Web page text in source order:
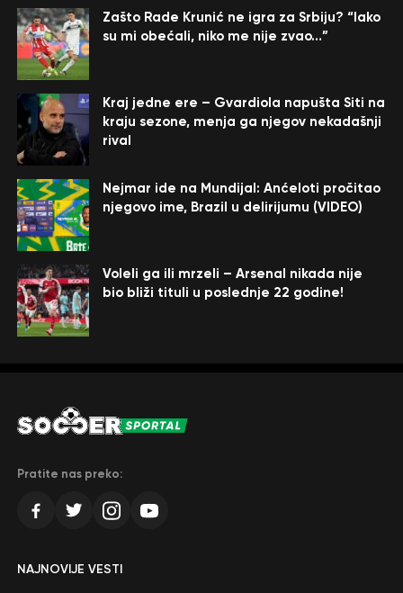
Zašto Rade Krunić ne igra za Srbiju? “Iako
su mi obećali, niko me nije zvao…”
Kraj jedne ere – Gvardiola napušta Siti na
kraju sezone, menja ga njegov nekadašnji
rival
Nejmar ide na Mundijal: Anćeloti pročitao
njegovo ime, Brazil u delirijumu (VIDEO)
Voleli ga ili mrzeli – Arsenal nikada nije
bio bliži tituli u poslednje 22 godine!
Pratite nas preko:
NAJNOVIJE VESTI